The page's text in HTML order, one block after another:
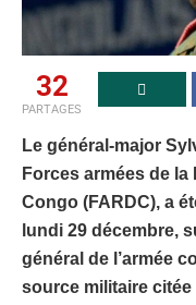
32
PARTAGES
Le général-major
Forces armées de
Congo (FARDC), a
lundi 29 décembre,
général de l’armée
source militaire